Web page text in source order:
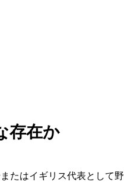
存在か
たはイギリス代表として野